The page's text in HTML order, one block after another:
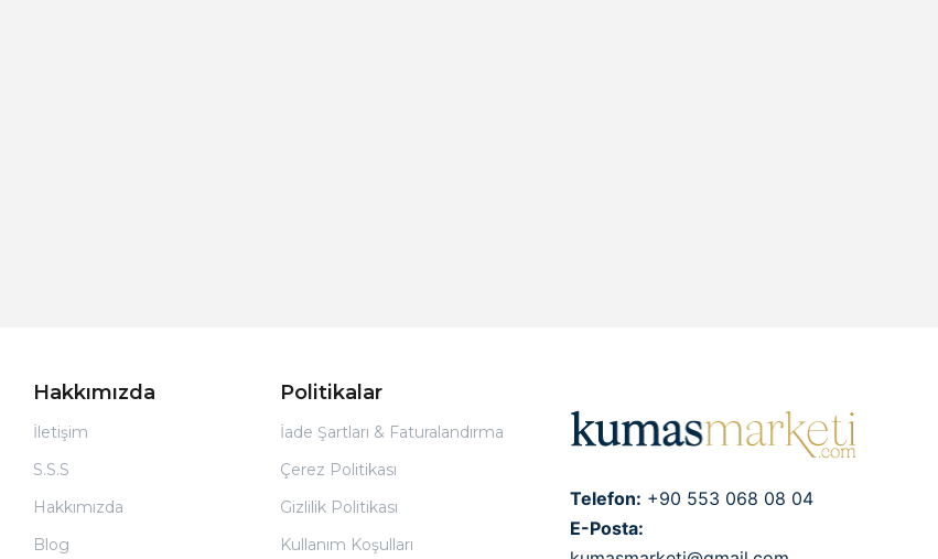
Hakkımızda
İletişim
S.S.S
Hakkımızda
Blog
Politikalar
İade Şartları & Faturalandırma
Çerez Politikası
Gizlilik Politikası
Kullanım Koşulları
Telefon: +90 553 068 08 04
E-Posta: